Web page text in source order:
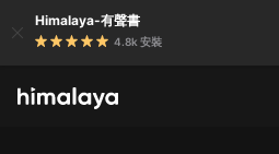
Himalaya-有聲書
4.8k 安裝